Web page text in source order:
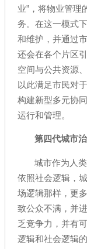
业”，将物业管理
务。在这一模式
和维护，并通过
还会在各个片区
空间与公共资源
以此满足市民对
构建新型多元协
运行和管理。
第四代城市
城市作为人
依照社会逻辑，
场逻辑那样，更
致公众不满，并
乏竞争力，并有
逻辑和社会逻辑